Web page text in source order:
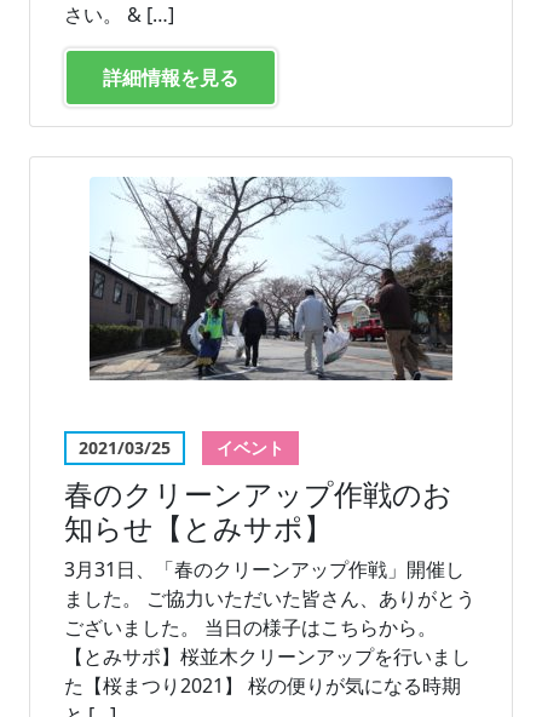
さい。 & […]
詳細情報を見る
2021/03/25 イベント
春のクリーンアップ作戦のお
知らせ【とみサポ】
3月31日、「春のクリーンアップ作戦」開催し
ました。 ご協力いただいた皆さん、ありがとう
ございました。 当日の様子はこちらから。
【とみサポ】桜並木クリーンアップを行いまし
た【桜まつり2021】 桜の便りが気になる時期